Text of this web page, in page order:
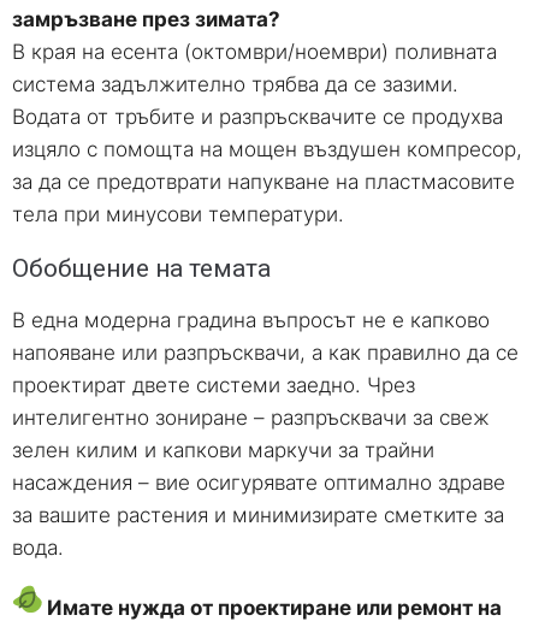
замръзване през зимата?
В края на есента (октомври/ноември) поливната
система задължително трябва да се зазими.
Водата от тръбите и разпръсквачите се продухва
изцяло с помощта на мощен въздушен компресор,
за да се предотврати напукване на пластмасовите
тела при минусови температури.
Обобщение на темата
В една модерна градина въпросът не е капково
напояване или разпръсквачи, а как правилно да се
проектират двете системи заедно. Чрез
интелигентно зониране – разпръсквачи за свеж
зелен килим и капкови маркучи за трайни
насаждения – вие осигурявате оптимално здраве
за вашите растения и минимизирате сметките за
вода.
Имате нужда от проектиране или ремонт на